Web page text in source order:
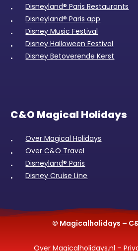
Disneyland® Paris Restaurants
Disneyland® Paris app
Disney Music Festival
Disney Halloween Festival
Disney Betoverende Kerst
C&O Magical Holidays
Over Magical Holidays
Over C&O Travel
Disneyland® Paris
Disney Cruise Line
© Magicalholidays –
Over Magicalholidays.nl –